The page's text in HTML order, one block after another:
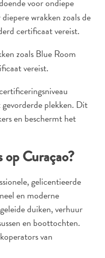
voor ondiepe
wrakken zoals de
certificaat vereist.
zoals Blue Room
vereist.
plekken. Dit
en beschermt het
Curaçao?
gelicentieerde
en moderne
duiken, verhuur
en boottochten.
van